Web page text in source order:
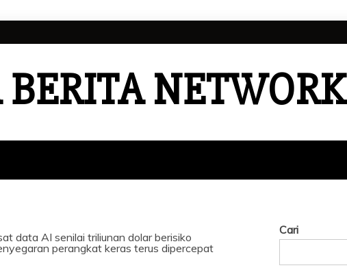
NETWORK
data AI senilai triliunan dolar berisiko
perangkat keras terus dipercepat
Cari